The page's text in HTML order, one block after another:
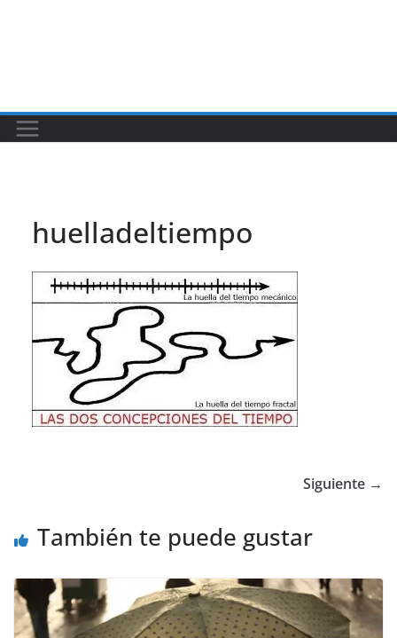
huelladeltiempo
Siguiente →
También te puede gustar